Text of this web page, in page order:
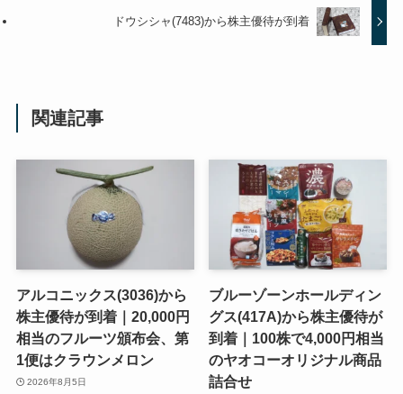
ドウシシャ(7483)から株主優待が到着
関連記事
アルコニックス(3036)から
株主優待が到着｜20,000円
相当のフルーツ頒布会、第
1便はクラウンメロン
2026年8月5日
ブルーゾーンホールディン
グス(417A)から株主優待が
到着｜100株で4,000円相当
のヤオコーオリジナル商品
詰合せ